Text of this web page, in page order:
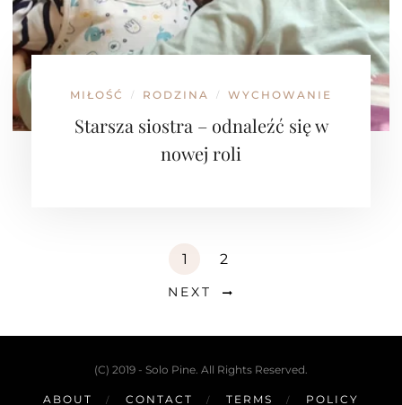
MIŁOŚĆ / RODZINA / WYCHOWANIE
Starsza siostra – odnaleźć się w
nowej roli
1 2
NEXT
(C) 2019 - Solo Pine. All Rights Reserved.
ABOUT CONTACT TERMS POLICY